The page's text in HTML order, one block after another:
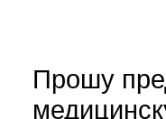
Прошу